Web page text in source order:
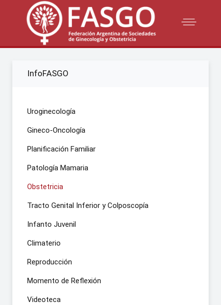
InfoFASGO
Uroginecología
Gineco-Oncología
Planificación Familiar
Patología Mamaria
Obstetricia
Tracto Genital Inferior y Colposcopía
Infanto Juvenil
Climaterio
Reproducción
Momento de Reflexión
Videoteca